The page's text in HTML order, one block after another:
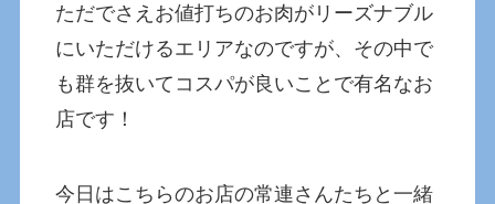
ただでさえお値打ちのお肉がリーズナブル
にいただけるエリアなのですが、その中で
も群を抜いてコスパが良いことで有名なお
店です！
今日はこちらのお店の常連さんたちと一緒